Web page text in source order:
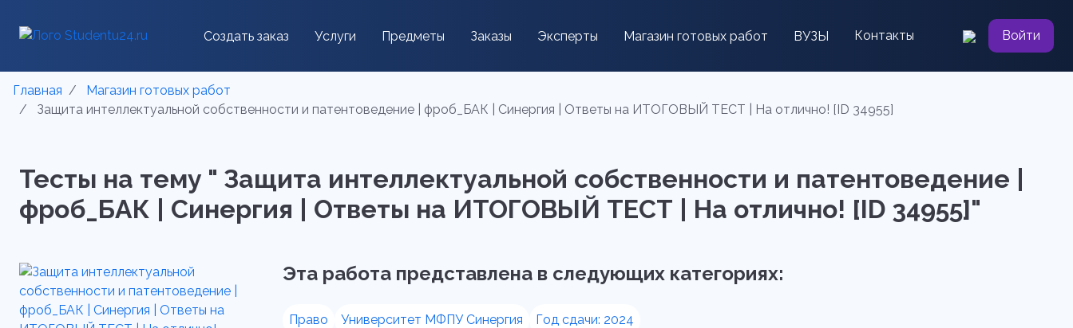
Создать заказ Услуги Предметы Заказы Эксперты Магазин готовых работ ВУЗЫ Контакты Войти
Главная
Магазин готовых работ
Защита интеллектуальной собственности и патентоведение | фроб_БАК | Синергия | Ответы на ИТОГОВЫЙ ТЕСТ | На отлично! [ID 34955]
Тесты на тему " Защита интеллектуальной собственности и патентоведение |
фроб_БАК | Синергия | Ответы на ИТОГОВЫЙ ТЕСТ | На отлично! [ID 34955]"
Эта работа представлена в следующих категориях:
Право Университет МФПУ Синергия Год сдачи: 2024